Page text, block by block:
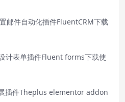
邮件自动化插件FluentCRM下载
计表单插件Fluent forms下载使
插件Theplus elementor addon